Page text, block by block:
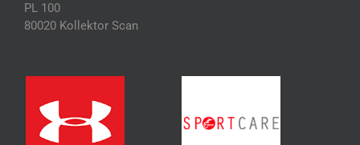
PL 100
80020 Kollektor Scan